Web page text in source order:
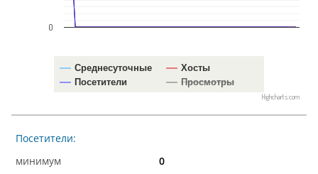
Среднесуточные
Хосты
Посетители
Просмотры
0
Highcharts.com
Посетители:
0